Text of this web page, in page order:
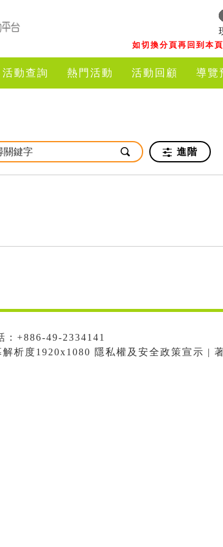
如切換分頁再回到本
活動查詢 熱門活動 活動回顧 導覽
進階
：+886-49-2334141
析度1920x1080 隱私權及安全政策宣示 |